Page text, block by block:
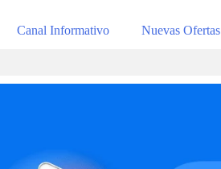
Canal Informativo Nuevas Ofertas